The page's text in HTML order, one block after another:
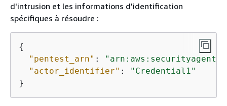
d'intrusion et les informations d'identification
spécifiques à résoudre :
{
"pentest_arn" :
"actor_identifier" :
"Credential1"
}